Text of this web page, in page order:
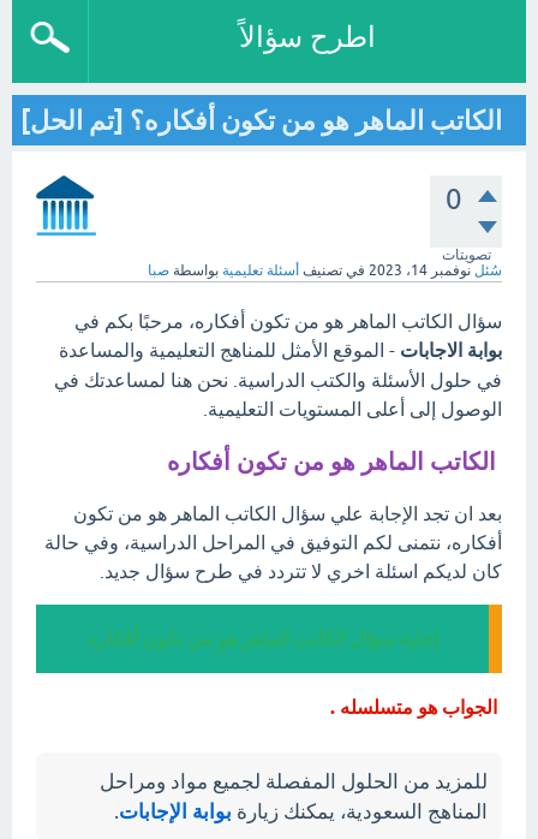
اطرح سؤالاً
الكاتب الماهر هو من تكون أفكاره؟ [تم الحل]
0
تصويتات
سُئل نوفمبر 14، 2023 في تصنيف أسئلة تعليمية بواسطة صبا
سؤال الكاتب الماهر هو من تكون أفكاره، مرحبًا بكم في
بوابة الاجابات - الموقع الأمثل للمناهج التعليمية والمساعدة
في حلول الأسئلة والكتب الدراسية. نحن هنا لمساعدتك في
الوصول إلى أعلى المستويات التعليمية.
الكاتب الماهر هو من تكون أفكاره
بعد ان تجد الإجابة علي سؤال الكاتب الماهر هو من تكون
أفكاره، نتمنى لكم التوفيق في المراحل الدراسية، وفي حالة
كان لديكم اسئلة اخري لا تتردد في طرح سؤال جديد.
إجابة سؤال الكاتب الماهر هو من تكون أفكاره
الجواب هو متسلسله .
للمزيد من الحلول المفصلة لجميع مواد ومراحل
المناهج السعودية، يمكنك زيارة بوابة الإجابات.